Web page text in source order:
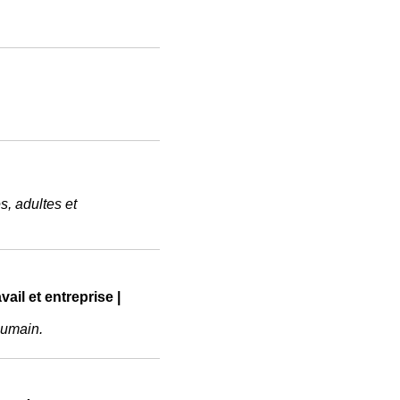
adultes et
et entreprise |